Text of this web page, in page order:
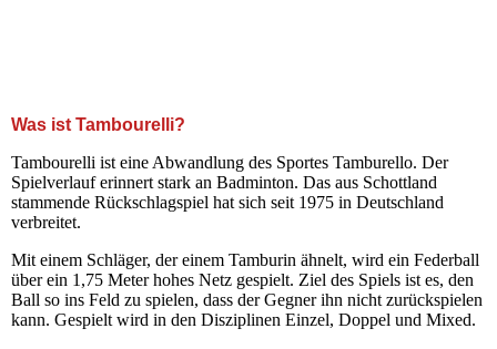
Was ist Tambourelli?
Tambourelli ist eine Abwandlung des Sportes Tamburello. Der
Spielverlauf erinnert stark an Badminton. Das aus Schottland
stammende Rückschlagspiel hat sich seit 1975 in Deutschland
verbreitet.
Mit einem Schläger, der einem Tamburin ähnelt, wird ein Federball
über ein 1,75 Meter hohes Netz gespielt. Ziel des Spiels ist es, den
Ball so ins Feld zu spielen, dass der Gegner ihn nicht zurückspielen
kann. Gespielt wird in den Disziplinen Einzel, Doppel und Mixed.